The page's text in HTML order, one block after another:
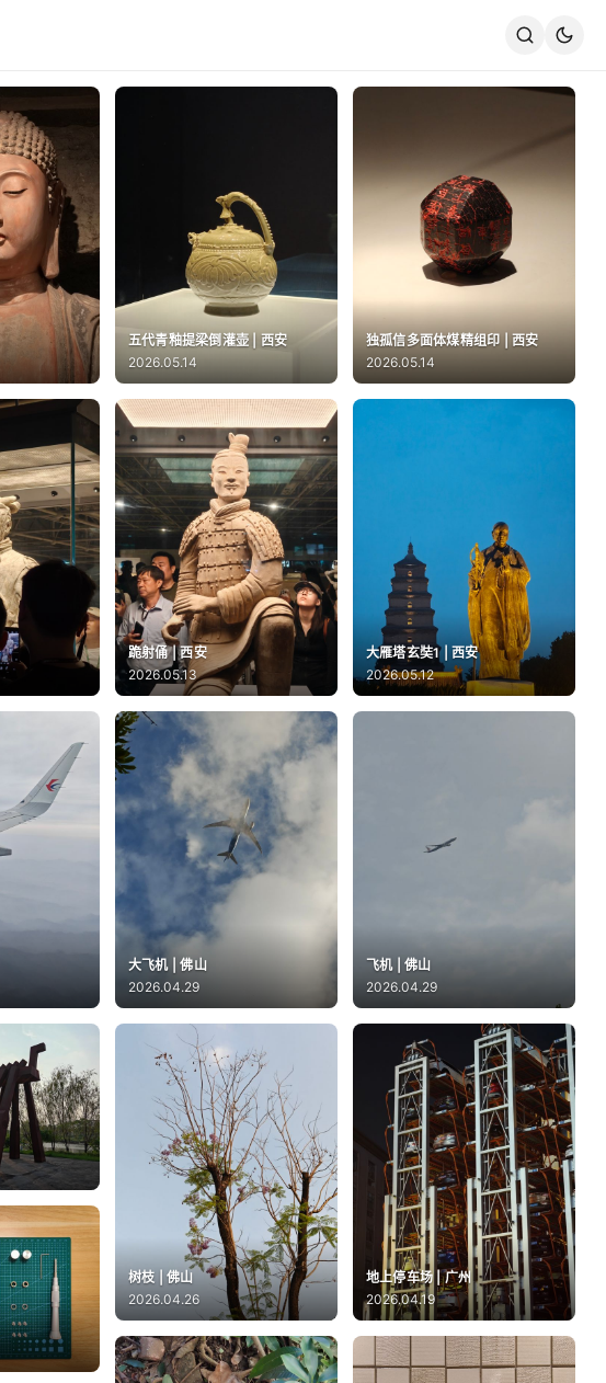
五代青釉提梁倒灌壶 | 西安
2026.05.14
独孤信多面体煤精组印 | 西安
2026.05.14
跪射俑 | 西安
2026.05.13
大雁塔玄奘1 | 西安
2026.05.12
大飞机 | 佛山
2026.04.29
飞机 | 佛山
2026.04.29
树枝 | 佛山
2026.04.26
地上停车场 | 广州
2026.04.19